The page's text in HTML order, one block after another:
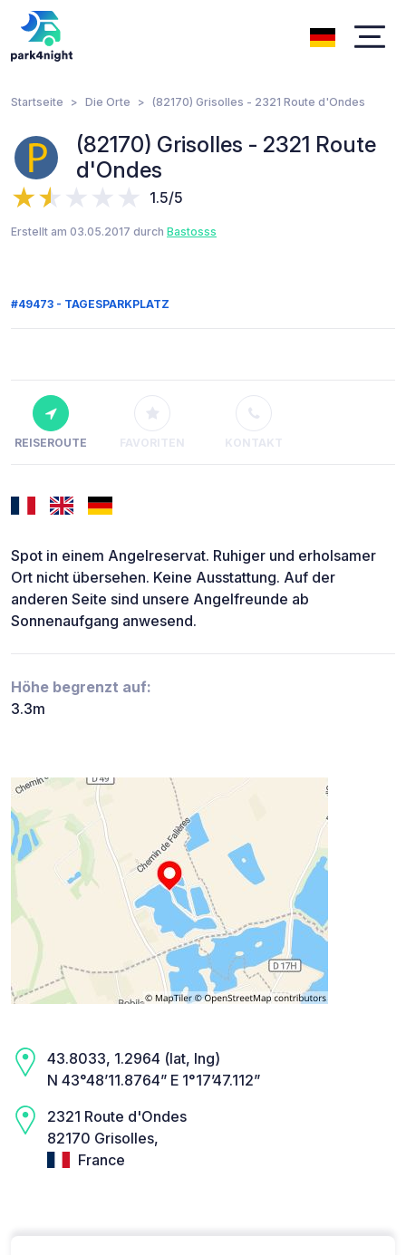
Startseite Die Orte (82170) Grisolles - 2321 Route d'Ondes
(82170) Grisolles - 2321 Route
d'Ondes
1.5/5
Erstellt am 03.05.2017 durch Bastosss
#49473 - TAGESPARKPLATZ
REISEROUTE FAVORITEN KONTAKT
Spot in einem Angelreservat. Ruhiger und erholsamer
Ort nicht übersehen. Keine Ausstattung. Auf der
anderen Seite sind unsere Angelfreunde ab
Sonnenaufgang anwesend.
Höhe begrenzt auf:
3.3m
43.8033, 1.2964 (lat, lng)
N 43°48’11.8764” E 1°17’47.112”
2321 Route d'Ondes
82170 Grisolles,
France